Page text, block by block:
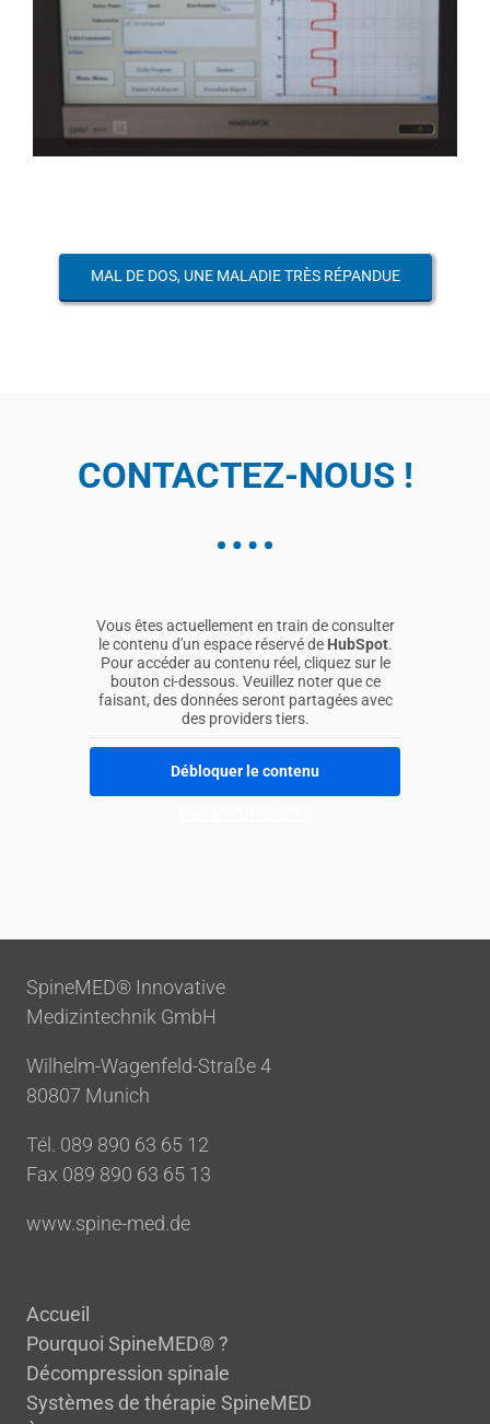
MAL DE DOS, UNE MALADIE TRÈS RÉPANDUE
CONTACTEZ-NOUS !
Vous êtes actuellement en train de consulter
le contenu d'un espace réservé de HubSpot.
Pour accéder au contenu réel, cliquez sur le
bouton ci-dessous. Veuillez noter que ce
faisant, des données seront partagées avec
des providers tiers.
Débloquer le contenu
SpineMED® Innovative
Medizintechnik GmbH
Wilhelm-Wagenfeld-Straße 4
80807 Munich
Tél. 089 890 63 65 12
Fax 089 890 63 65 13
www.spine-med.de
Accueil
Pourquoi SpineMED® ?
Décompression spinale
Systèmes de thérapie SpineMED